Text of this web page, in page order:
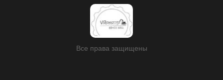
Все права защищены